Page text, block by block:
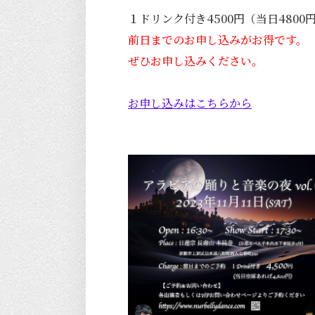
１ドリンク付き4500円（当日4800
前日までのお申し込みがお得です。
ぜひお申し込みください。
お申し込みはこちらから